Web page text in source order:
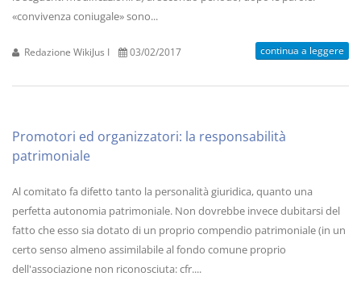
«convivenza coniugale» sono...
Redazione WikiJus I 03/02/2017 continua a leggere
Promotori ed organizzatori: la responsabilità
patrimoniale
Al comitato fa difetto tanto la personalità giuridica, quanto una
perfetta autonomia patrimoniale. Non dovrebbe invece dubitarsi del
fatto che esso sia dotato di un proprio compendio patrimoniale (in un
certo senso almeno assimilabile al fondo comune proprio
dell'associazione non riconosciuta: cfr....